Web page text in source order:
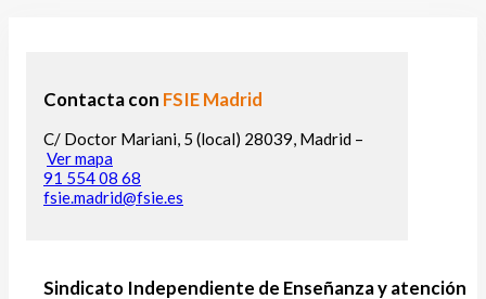
Contacta con FSIE Madrid
C/ Doctor Mariani, 5 (local) 28039, Madrid –
Ver mapa
91 554 08 68
fsie.madrid@fsie.es
Sindicato Independiente de Enseñanza y atención